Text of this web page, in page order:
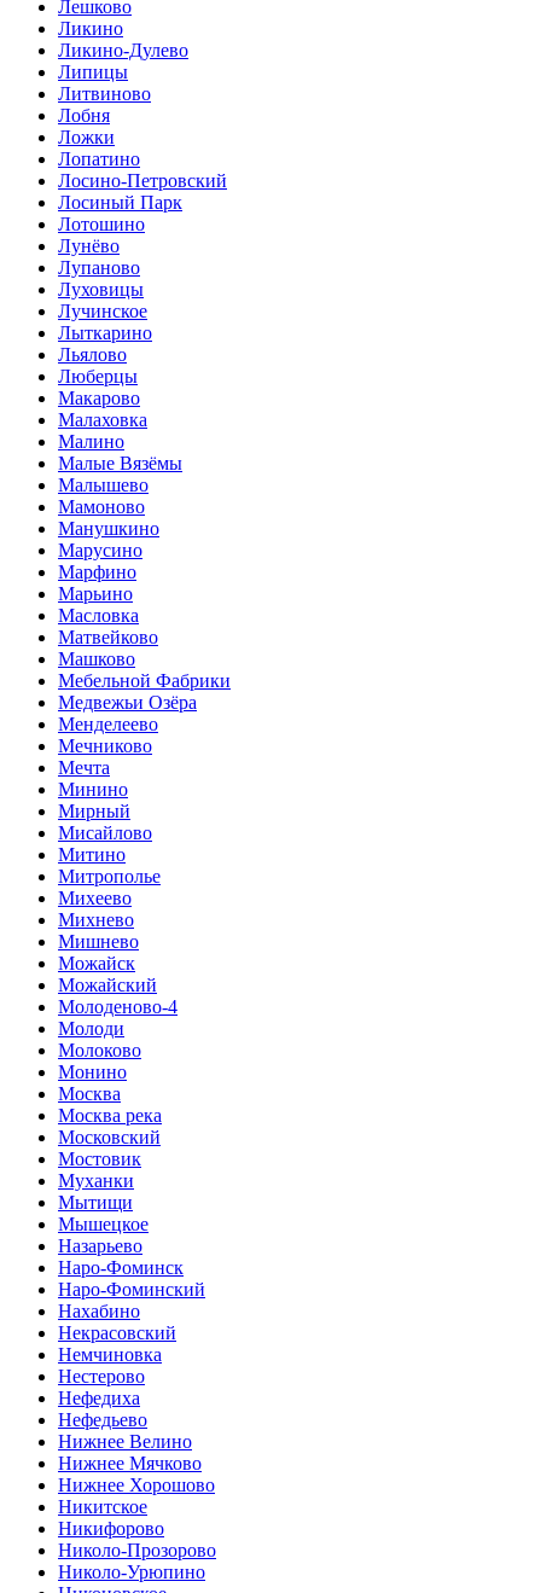
Лешково
Ликино
Ликино-Дулево
Липицы
Литвиново
Лобня
Ложки
Лопатино
Лосино-Петровский
Лосиный Парк
Лотошино
Лунёво
Лупаново
Луховицы
Лучинское
Лыткарино
Льялово
Люберцы
Макарово
Малаховка
Малино
Малые Вязёмы
Малышево
Мамоново
Манушкино
Марусино
Марфино
Марьино
Масловка
Матвейково
Машково
Мебельной Фабрики
Медвежьи Озёра
Менделеево
Мечниково
Мечта
Минино
Мирный
Мисайлово
Митино
Митрополье
Михеево
Михнево
Мишнево
Можайск
Можайский
Молоденово-4
Молоди
Молоково
Монино
Москва
Москва река
Московский
Мостовик
Муханки
Мытищи
Мышецкое
Назарьево
Наро-Фоминск
Наро-Фоминский
Нахабино
Некрасовский
Немчиновка
Нестерово
Нефедиха
Нефедьево
Нижнее Велино
Нижнее Мячково
Нижнее Хорошово
Никитское
Никифорово
Николо-Прозорово
Николо-Урюпино